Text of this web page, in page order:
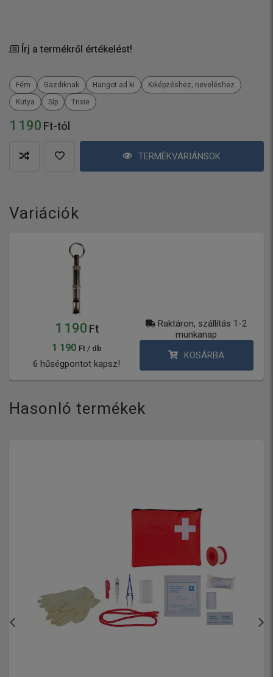
1 190 Ft-tól
TERMÉKVARIÁNSOK
Írj a termékről értékelést!
Fém Gazdiknak Hangot ad ki
Kiképzéshez, neveléshez
Kutya
Síp Trixie
Variációk
1 190 Ft
1 190 Ft / db
6 hűségpontot kapsz!
Raktáron, szállítás 1-2
munkanap
KOSÁRBA
Hasonló termékek